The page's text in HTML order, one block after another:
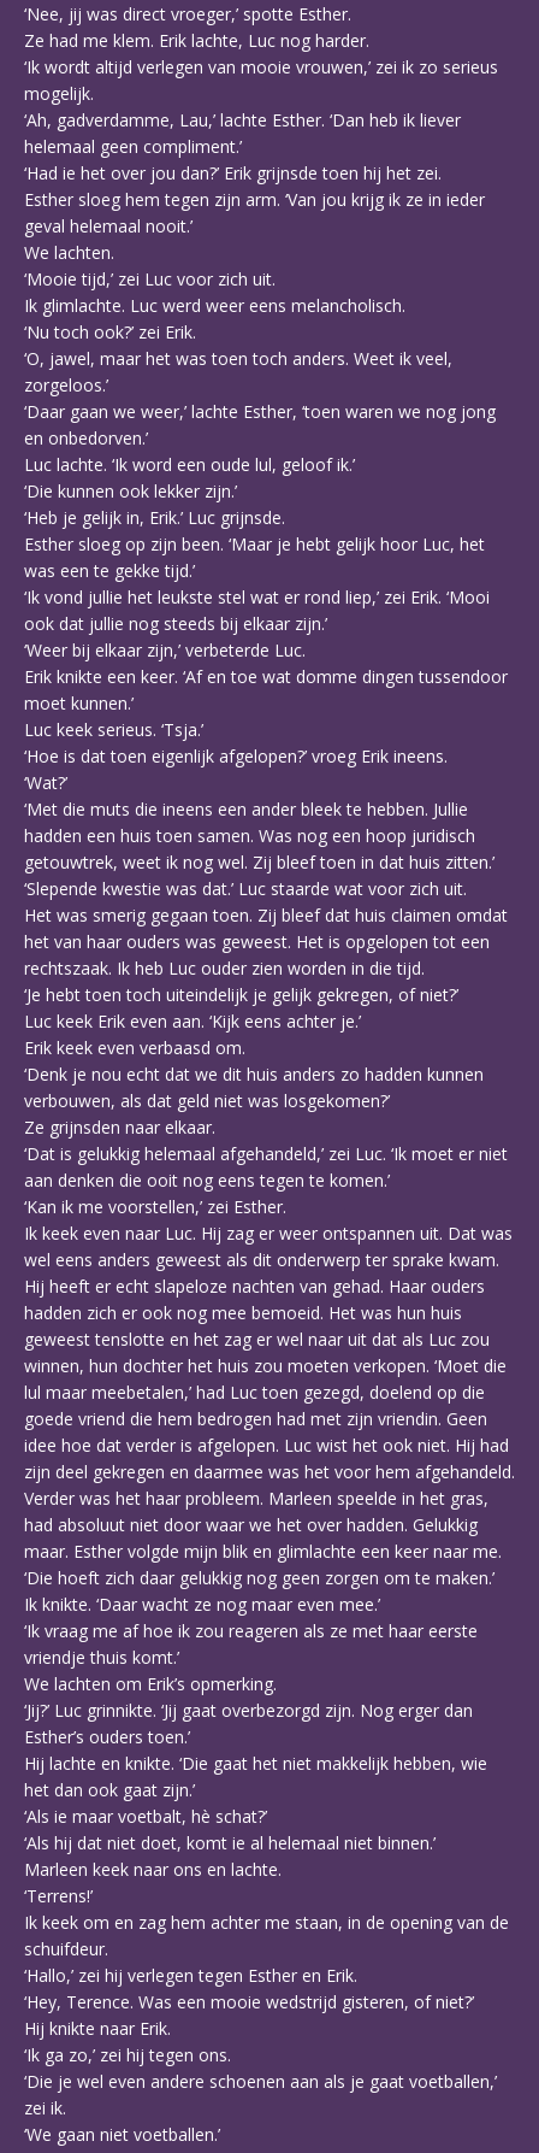
‘Nee, jij was direct vroeger,’ spotte Esther.
Ze had me klem. Erik lachte, Luc nog harder.
‘Ik wordt altijd verlegen van mooie vrouwen,’ zei ik zo serieus
mogelijk.
‘Ah, gadverdamme, Lau,’ lachte Esther. ‘Dan heb ik liever
helemaal geen compliment.’
‘Had ie het over jou dan?’ Erik grijnsde toen hij het zei.
Esther sloeg hem tegen zijn arm. ‘Van jou krijg ik ze in ieder
geval helemaal nooit.’
We lachten.
‘Mooie tijd,’ zei Luc voor zich uit.
Ik glimlachte. Luc werd weer eens melancholisch.
‘Nu toch ook?’ zei Erik.
‘O, jawel, maar het was toen toch anders. Weet ik veel,
zorgeloos.’
‘Daar gaan we weer,’ lachte Esther, ‘toen waren we nog jong
en onbedorven.’
Luc lachte. ‘Ik word een oude lul, geloof ik.’
‘Die kunnen ook lekker zijn.’
‘Heb je gelijk in, Erik.’ Luc grijnsde.
Esther sloeg op zijn been. ‘Maar je hebt gelijk hoor Luc, het
was een te gekke tijd.’
‘Ik vond jullie het leukste stel wat er rond liep,’ zei Erik. ‘Mooi
ook dat jullie nog steeds bij elkaar zijn.’
‘Weer bij elkaar zijn,’ verbeterde Luc.
Erik knikte een keer. ‘Af en toe wat domme dingen tussendoor
moet kunnen.’
Luc keek serieus. ‘Tsja.’
‘Hoe is dat toen eigenlijk afgelopen?’ vroeg Erik ineens.
‘Wat?’
‘Met die muts die ineens een ander bleek te hebben. Jullie
hadden een huis toen samen. Was nog een hoop juridisch
getouwtrek, weet ik nog wel. Zij bleef toen in dat huis zitten.’
‘Slepende kwestie was dat.’ Luc staarde wat voor zich uit.
Het was smerig gegaan toen. Zij bleef dat huis claimen omdat
het van haar ouders was geweest. Het is opgelopen tot een
rechtszaak. Ik heb Luc ouder zien worden in die tijd.
‘Je hebt toen toch uiteindelijk je gelijk gekregen, of niet?’
Luc keek Erik even aan. ‘Kijk eens achter je.’
Erik keek even verbaasd om.
‘Denk je nou echt dat we dit huis anders zo hadden kunnen
verbouwen, als dat geld niet was losgekomen?’
Ze grijnsden naar elkaar.
‘Dat is gelukkig helemaal afgehandeld,’ zei Luc. ‘Ik moet er niet
aan denken die ooit nog eens tegen te komen.’
‘Kan ik me voorstellen,’ zei Esther.
Ik keek even naar Luc. Hij zag er weer ontspannen uit. Dat was
wel eens anders geweest als dit onderwerp ter sprake kwam.
Hij heeft er echt slapeloze nachten van gehad. Haar ouders
hadden zich er ook nog mee bemoeid. Het was hun huis
geweest tenslotte en het zag er wel naar uit dat als Luc zou
winnen, hun dochter het huis zou moeten verkopen. ‘Moet die
lul maar meebetalen,’ had Luc toen gezegd, doelend op die
goede vriend die hem bedrogen had met zijn vriendin. Geen
idee hoe dat verder is afgelopen. Luc wist het ook niet. Hij had
zijn deel gekregen en daarmee was het voor hem afgehandeld.
Verder was het haar probleem. Marleen speelde in het gras,
had absoluut niet door waar we het over hadden. Gelukkig
maar. Esther volgde mijn blik en glimlachte een keer naar me.
‘Die hoeft zich daar gelukkig nog geen zorgen om te maken.’
Ik knikte. ‘Daar wacht ze nog maar even mee.’
‘Ik vraag me af hoe ik zou reageren als ze met haar eerste
vriendje thuis komt.’
We lachten om Erik’s opmerking.
‘Jij?’ Luc grinnikte. ‘Jij gaat overbezorgd zijn. Nog erger dan
Esther’s ouders toen.’
Hij lachte en knikte. ‘Die gaat het niet makkelijk hebben, wie
het dan ook gaat zijn.’
‘Als ie maar voetbalt, hè schat?’
‘Als hij dat niet doet, komt ie al helemaal niet binnen.’
Marleen keek naar ons en lachte.
‘Terrens!’
Ik keek om en zag hem achter me staan, in de opening van de
schuifdeur.
‘Hallo,’ zei hij verlegen tegen Esther en Erik.
‘Hey, Terence. Was een mooie wedstrijd gisteren, of niet?’
Hij knikte naar Erik.
‘Ik ga zo,’ zei hij tegen ons.
‘Die je wel even andere schoenen aan als je gaat voetballen,’
zei ik.
‘We gaan niet voetballen.’